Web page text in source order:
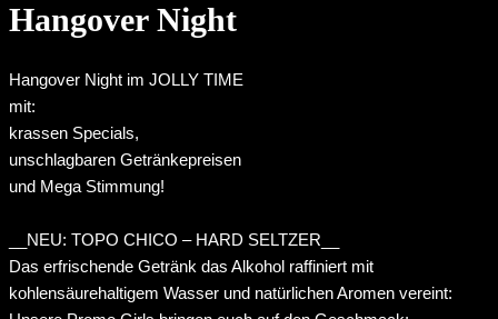
Hangover Night
Hangover Night im JOLLY TIME
mit:
krassen Specials,
unschlagbaren Getränkepreisen
und Mega Stimmung!
__NEU: TOPO CHICO – HARD SELTZER__
Das erfrischende Getränk das Alkohol raffiniert mit
kohlensäurehaltigem Wasser und natürlichen Aromen vereint: